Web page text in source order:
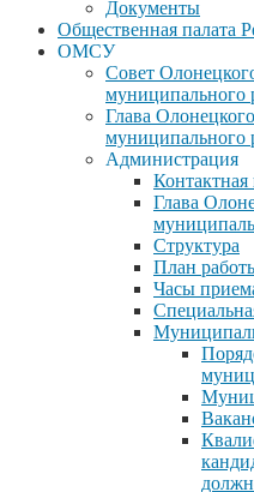
Документы
Общественная палата
ОМСУ
Совет
муниципального
Глава
муниципального
Администрация
Глава
Структура
План
Часы